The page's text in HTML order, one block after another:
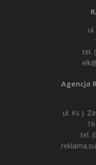
tel.
Agencja
ul. Ks J.
tel.